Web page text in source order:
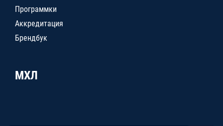
Программки
Аккредитация
Брендбук
МХЛ